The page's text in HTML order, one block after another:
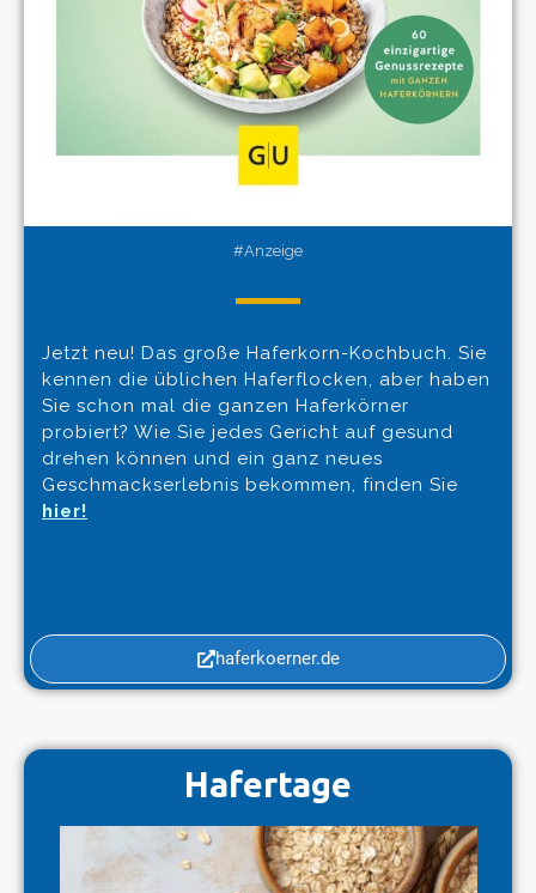
#Anzeige
Jetzt neu! Das große Haferkorn-Kochbuch. Sie
kennen die üblichen Haferflocken, aber haben
Sie schon mal die ganzen Haferkörner
probiert? Wie Sie jedes Gericht auf gesund
drehen können und ein ganz neues
Geschmackserlebnis bekommen, finden Sie
hier!
haferkoerner.de
Hafertage